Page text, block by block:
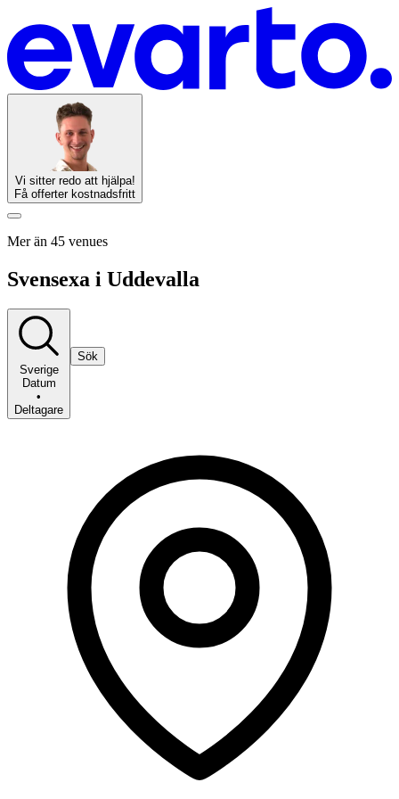
Vi sitter redo att hjälpa!
Få offerter kostnadsfritt
Mer än 45 venues
Svensexa i Uddevalla
Sverige
Datum
•
Deltagare
Sök